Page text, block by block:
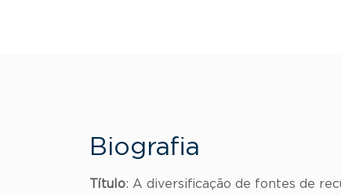
Biografia
Título: A diversificação de fontes de